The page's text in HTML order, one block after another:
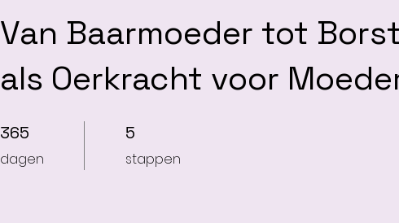
Van Baarmoeder tot
als Oerkracht voor
365
dagen
365 dagen 5
stappen
5 stappen